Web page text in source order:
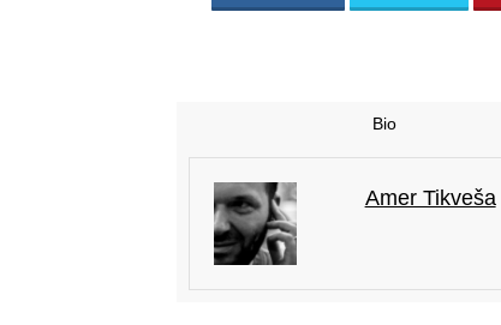
Bio
Amer Tikveša